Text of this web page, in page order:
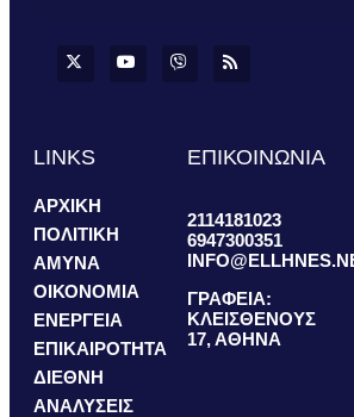
LINKS
ΑΡΧΙΚΗ
ΠΟΛΙΤΙΚΗ
ΑΜΥΝΑ
ΟΙΚΟΝΟΜΙΑ
ΕΝΕΡΓΕΙΑ
ΕΠΙΚΑΙΡΟΤΗΤΑ
ΔΙΕΘΝΗ
ΑΝΑΛΥΣΕΙΣ
ΕΠΙΚΟΙΝΩΝΙΑ
2114181023
6947300351
ΓΡΑΦΕΙΑ:
ΚΛΕΙΣΘΕΝΟΥΣ
17, ΑΘΗΝΑ